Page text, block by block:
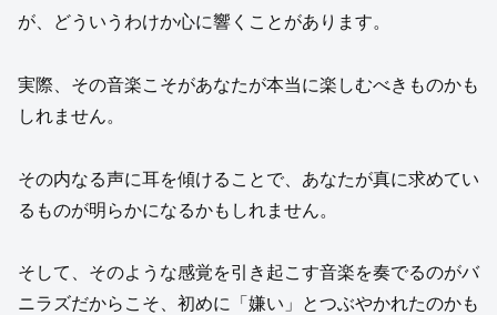
が、どういうわけか心に響くことがあります。
実際、その音楽こそがあなたが本当に楽しむべきものかも
しれません。
その内なる声に耳を傾けることで、あなたが真に求めてい
るものが明らかになるかもしれません。
そして、そのような感覚を引き起こす音楽を奏でるのがバ
ニラズだからこそ、初めに「嫌い」とつぶやかれたのかも